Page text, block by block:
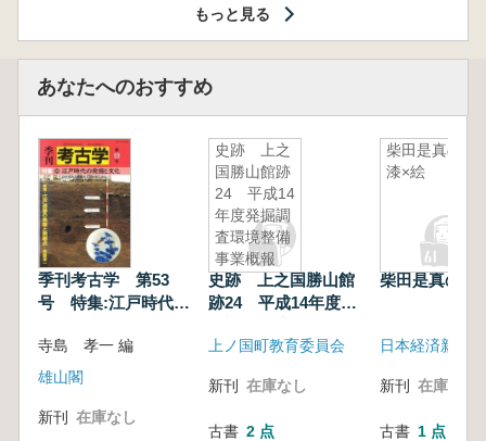
もっと見る
あなたへのおすすめ
季刊考古学 第53
号 特集:江戸時代の
寺島 孝一 編
雄山閣
新刊 在庫なし
史跡 上之
国勝山館跡
24 平成14
年度発掘調
査環境整備
事業概報
史跡 上之国勝山館
跡24 平成14年度発
概報
上ノ国町教育委員会
新刊 在庫なし
古書 2 点
柴田是真の
漆×絵
柴田是真の漆
日本経済新聞社
新刊 在庫なし
古書 1 点